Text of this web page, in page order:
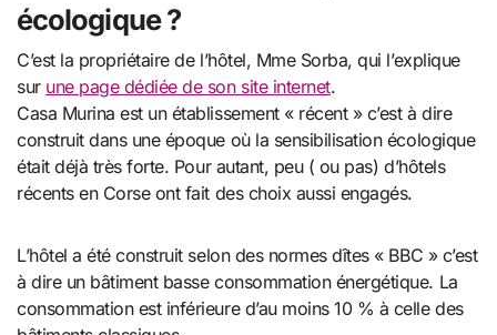
écologique ?
C’est la propriétaire de l’hôtel, Mme Sorba, qui l’explique
sur une page dédiée de son site internet.
Casa Murina est un établissement « récent » c’est à dire
construit dans une époque où la sensibilisation écologique
était déjà très forte. Pour autant, peu ( ou pas) d’hôtels
récents en Corse ont fait des choix aussi engagés.
L’hôtel a été construit selon des normes dîtes « BBC » c’est
à dire un bâtiment basse consommation énergétique. La
consommation est inférieure d’au moins 10 % à celle des